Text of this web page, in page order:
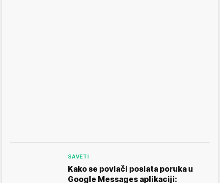
SAVETI
Kako se povlači poslata poruka u
Google Messages aplikaciji: